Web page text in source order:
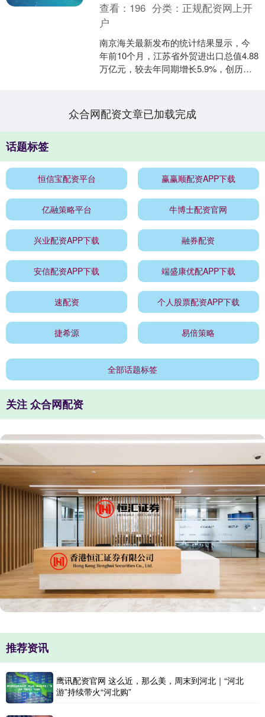
查看： 196 分类： 正规配资网上开
户
南京海关最新发布的统计结果显示，今
年前10个月，江苏省外贸进出口总值4.88
万亿元，较去年同期增长5.9%，创历史
众合网配资文章已加载完成
话题标签
恒信宝配资平台 赢赢顺配资APP下载
亿融策略平台 牛博士配资官网
兴业配资APP下载 融券配资
安信配资APP下载 端盛康优配APP下载
速配资 个人股票配资APP下载
捷希源 易倍策略
全部话题标签
关注 众合网配资
推荐资讯
鹰讯配资官网 这么近，那么美，周末到河北｜“河北
游”持续带火“河北购”